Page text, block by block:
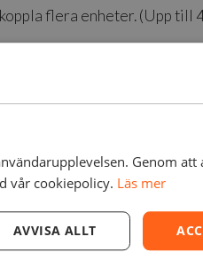
flera enheter. (Upp till
ger den snabb,
filamentspole
förrän en
Genom att
vår cookiepolicy. Läs mer
AVVISA ALLT